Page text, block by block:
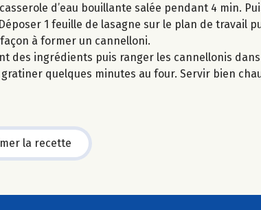
d’eau bouillante salée pendant 4 min.
1 feuille de lasagne sur le plan de travail
à former un cannelloni.
des ingrédients puis ranger les cannellonis
quelques minutes au four. Servir bien
la recette